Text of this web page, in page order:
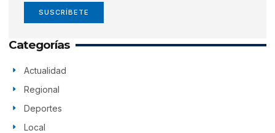
SUSCRÍBETE
Categorías
Actualidad
Regional
Deportes
Local